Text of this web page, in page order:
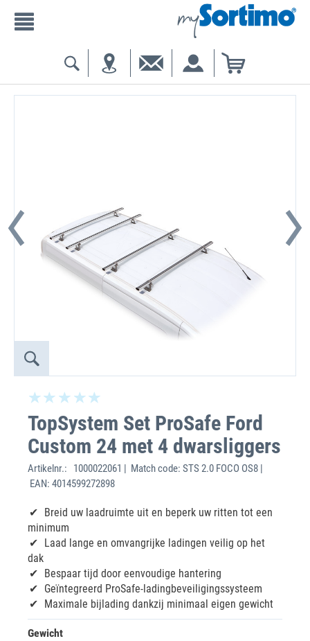
TopSystem Set ProSafe Ford
Custom 24 met 4 dwarsliggers
Artikelnr.:
1000022061 | Match code: STS 2.0 FOCO OS8 |
EAN: 4014599272898
Breid uw laadruimte uit en beperk uw ritten tot een
minimum
Laad lange en omvangrijke ladingen veilig op het
dak
Bespaar tijd door eenvoudige hantering
Geïntegreerd ProSafe-ladingbeveiligingssysteem
Maximale bijlading dankzij minimaal eigen gewicht
Gewicht